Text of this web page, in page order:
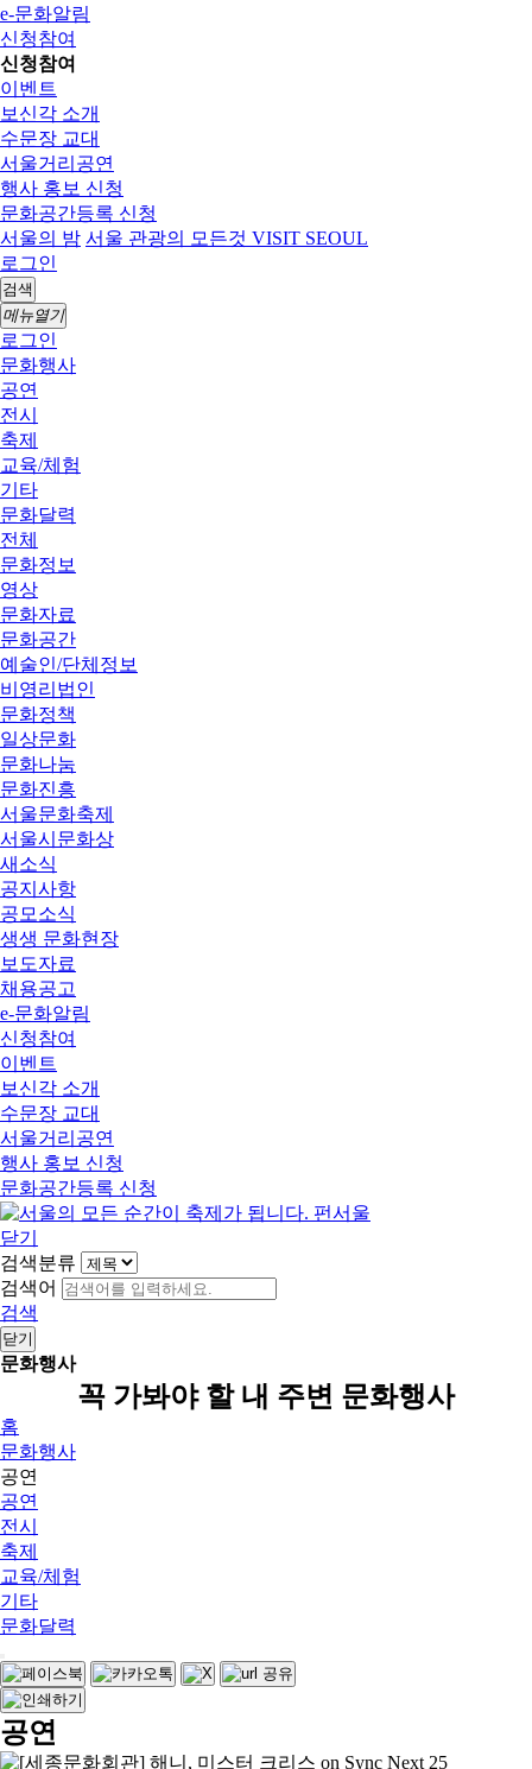
e-문화알림
신청참여
신청참여
이벤트
보신각 소개
수문장 교대
서울거리공연
행사 홍보 신청
문화공간등록 신청
서울의 밤 서울 관광의 모든것 VISIT SEOUL
로그인
검색
메뉴열기
로그인
문화행사
공연
전시
축제
교육/체험
기타
문화달력
전체
문화정보
영상
문화자료
문화공간
예술인/단체정보
비영리법인
문화정책
일상문화
문화나눔
문화진흥
서울문화축제
서울시문화상
새소식
공지사항
공모소식
생생 문화현장
보도자료
채용공고
e-문화알림
신청참여
이벤트
보신각 소개
수문장 교대
서울거리공연
행사 홍보 신청
문화공간등록 신청
닫기
검색분류
검색어
검색
닫기
문화행사
꼭 가봐야 할 내 주변 문화행사
홈
문화행사
공연
공연
전시
축제
교육/체험
기타
문화달력
공연